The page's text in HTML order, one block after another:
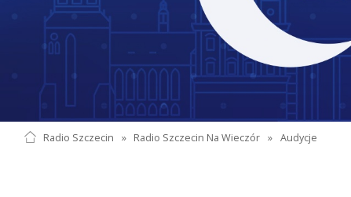
Radio Szczecin » Radio Szczecin Na Wieczór » Audycje